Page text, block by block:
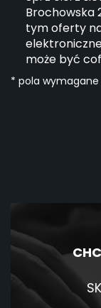
Brochowska
tym oferty
może być
* pola wymagane